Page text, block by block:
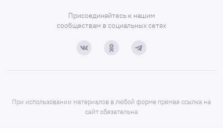
Присоединяйтесь к нашим
сообществам в социальных сетях
При использовании материалов в любой форме прямая ссылка на
сайт обязательна